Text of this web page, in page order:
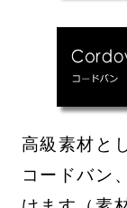
高級素材と
コードバン